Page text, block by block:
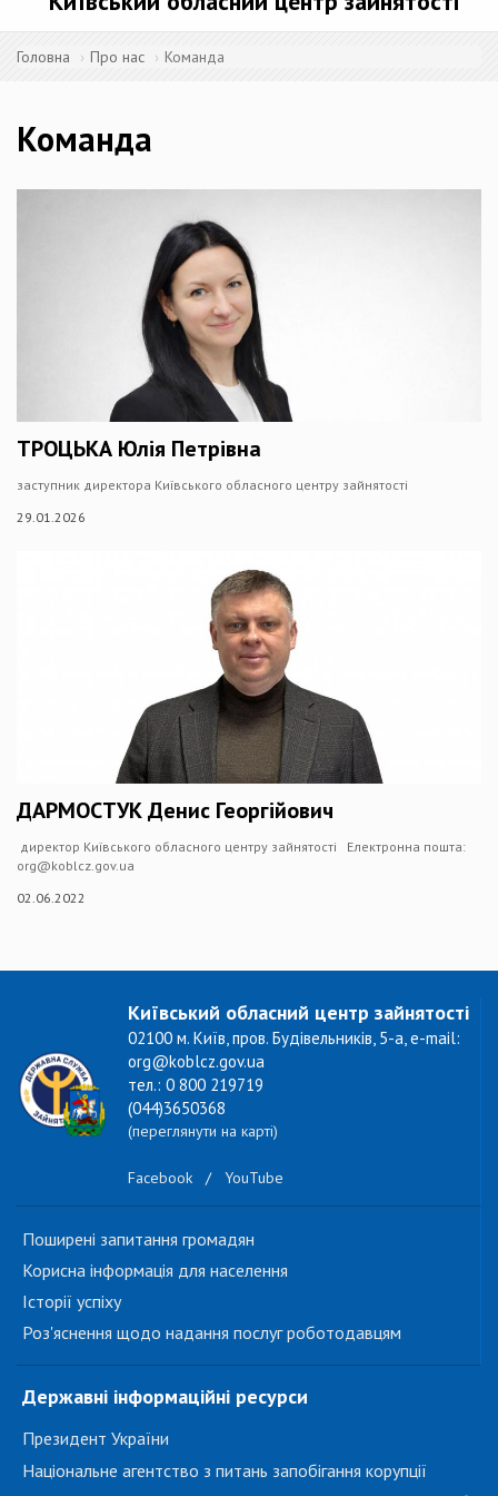
Головна Про нас Команда
Команда
ТРОЦЬКА Юлія Петрівна
заступник директора Київського обласного центру зайнятості
29.01.2026
ДАРМОСТУК Денис Георгійович
директор Київського обласного центру зайнятості Електронна пошта:
org@koblcz.gov.ua
02.06.2022
Київський обласний центр зайнятості
02100 м. Київ, пров. Будівельників, 5-а, e-mail:
org@koblcz.gov.ua
тел.: 0 800 219719
(044)3650368
(переглянути на карті)
Facebook / YouTube
Поширені запитання громадян
Корисна інформація для населення
Історії успіху
Роз'яснення щодо надання послуг роботодавцям
Державні інформаційні ресурси
Президент України
Національне агентство з питань запобігання корупції